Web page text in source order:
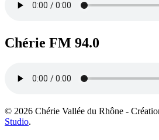
Chérie FM 94.0
© 2026 Chérie Vallée du Rhône -
Studio.